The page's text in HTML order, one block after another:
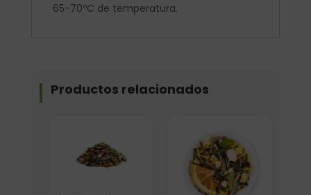
65-70ºC de temperatura.
Productos relacionados
Formato